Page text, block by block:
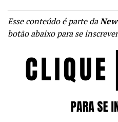
Esse conteúdo é parte da
botão abaixo para se